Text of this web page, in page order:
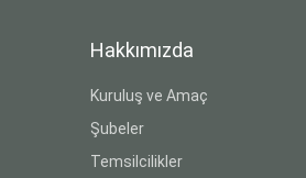
Hakkımızda
Kuruluş ve Amaç
Şubeler
Temsilcilikler